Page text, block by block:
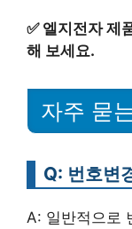
✅ 엘지전자 제
해 보세요.
자주 묻
Q: 번호변
A: 일반적으로